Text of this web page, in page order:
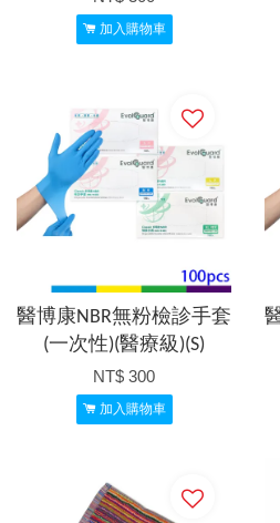
加入購物車
醫博康NBR無粉檢診手套
(一次性)(醫療級)(S)
NT$ 300
加入購物車